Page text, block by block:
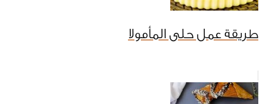
طريقة عمل حلى المأمولا